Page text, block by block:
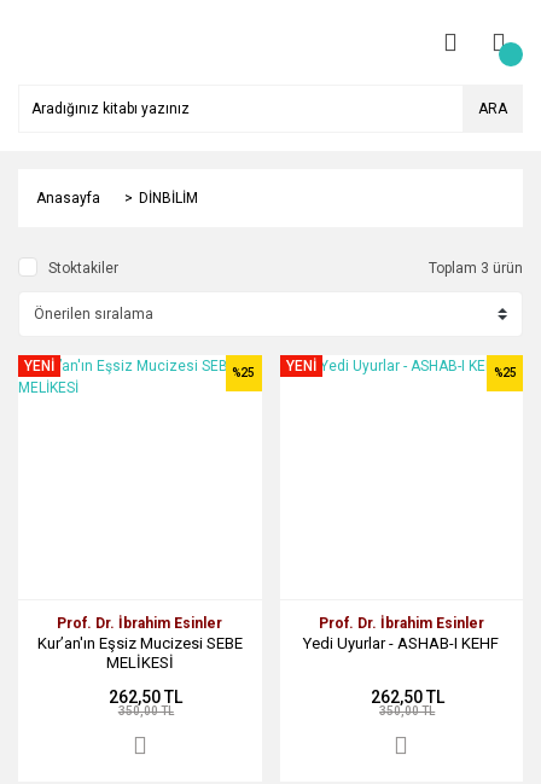
ARA
Anasayfa DİNBİLİM
Stoktakiler Toplam 3 ürün
YENİ
Prof. Dr. İbrahim Esinler
Kur’an'ın Eşsiz Mucizesi SEBE
MELİKESİ
%25
262,50 TL
350,00 TL
YENİ
Prof. Dr. İbrahim Esinler
Yedi Uyurlar - ASHAB-I KEHF
%25
262,50 TL
350,00 TL